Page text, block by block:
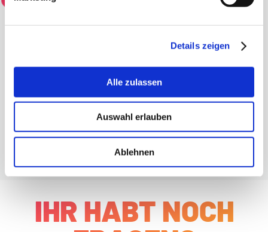
Details zeigen
Alle zulassen
Auswahl erlauben
Ablehnen
kennenlernen?
IHR HABT NOCH